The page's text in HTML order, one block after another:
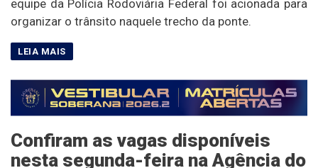
equipe da Polícia Rodoviária Federal foi acionada para
organizar o trânsito naquele trecho da ponte.
Confiram as vagas disponíveis
nesta segunda-feira na Agência do